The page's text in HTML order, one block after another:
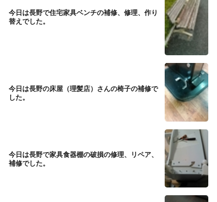
今日は長野で住宅家具ベンチの補修、修理、作り
替えでした。
今日は長野の床屋（理髪店）さんの椅子の補修で
した。
今日は長野で家具食器棚の破損の修理、リペア、
補修でした。